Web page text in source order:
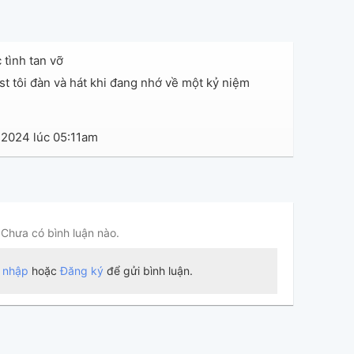
Gsus4
tình tan vỡ
tôi đàn và hát khi đang nhớ về một kỷ niệm
lúc 05:11am